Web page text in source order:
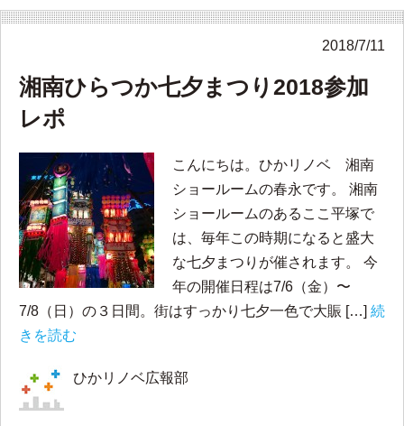
2018/7/11
湘南ひらつか七夕まつり2018参加
レポ
こんにちは。ひかリノベ 湘南
ショールームの春永です。 湘南
ショールームのあるここ平塚で
は、毎年この時期になると盛大
な七夕まつりが催されます。 今
年の開催日程は7/6（金）〜
7/8（日）の３日間。街はすっかり七夕一色で大賑 […] 続
きを読む
ひかリノベ広報部